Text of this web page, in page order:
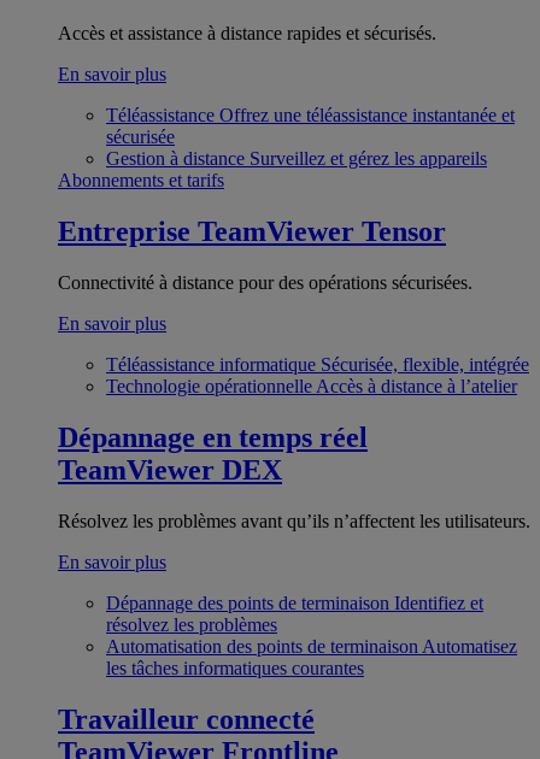
Accès et assistance à distance rapides et sécurisés.
En savoir plus
Téléassistance Offrez une téléassistance instantanée et
sécurisée
Gestion à distance Surveillez et gérez les appareils
Abonnements et tarifs
Entreprise TeamViewer Tensor
Connectivité à distance pour des opérations sécurisées.
En savoir plus
Téléassistance informatique Sécurisée, flexible, intégrée
Technologie opérationnelle Accès à distance à l’atelier
Dépannage en temps réel
TeamViewer DEX
Résolvez les problèmes avant qu’ils n’affectent les utilisateurs.
En savoir plus
Dépannage des points de terminaison Identifiez et
résolvez les problèmes
Automatisation des points de terminaison Automatisez
les tâches informatiques courantes
Travailleur connecté
TeamViewer Frontline